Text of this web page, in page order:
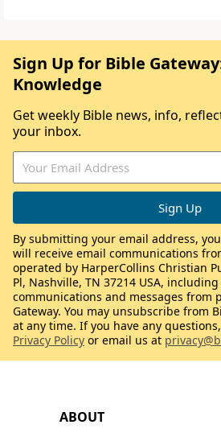
ABOUT
Sign Up for Bible
Knowledge
Get weekly Bible news, info,
your inbox.
By submitting your email address,
will receive email communications
operated by HarperCollins Christian
Pl, Nashville, TN 37214 USA,
communications and messages from
Gateway. You may unsubscribe from
at any time. If you have any
Privacy Policy or email us at